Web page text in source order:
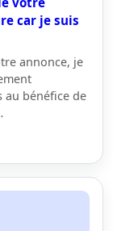
car je suis
annonce, je
au bénéfice de